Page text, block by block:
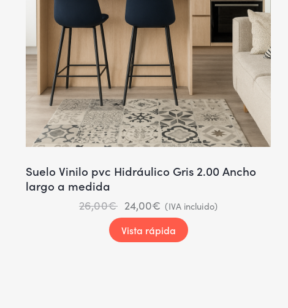
Suelo Vinilo pvc Hidráulico Gris 2.00 Ancho
largo a medida
26,00€ 24,00€ (IVA incluido)
Vista rápida